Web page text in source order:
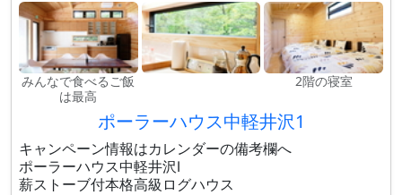
みんなで食べるご飯
は最高
2階の寝室
ポーラーハウス中軽井沢1
キャンペーン情報はカレンダーの備考欄へ
ポーラーハウス中軽井沢Ⅰ
薪ストーブ付本格高級ログハウス